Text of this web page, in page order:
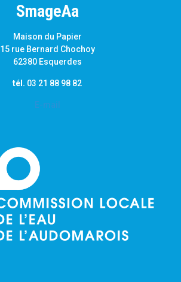
SmageAa
Maison du Papier
15 rue Bernard Chochoy
62380 Esquerdes
tél. 03 21 88 98 82
E-mail